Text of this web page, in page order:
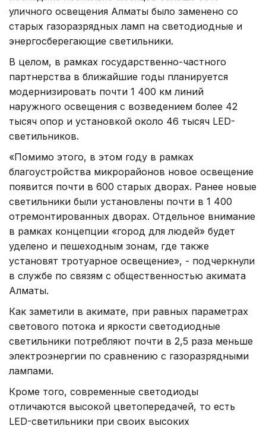
уличного освещения Алматы было заменено со
старых газоразрядных ламп на светодиодные и
энергосберегающие светильники.
В целом, в рамках государственно-частного
партнерства в ближайшие годы планируется
модернизировать почти 1 400 км линий
наружного освещения с возведением более 42
тысяч опор и установкой около 46 тысяч LED-
светильников.
«Помимо этого, в этом году в рамках
благоустройства микрорайонов новое освещение
появится почти в 600 старых дворах. Ранее новые
светильники были установлены почти в 1 400
отремонтированных дворах. Отдельное внимание
в рамках концепции «город для людей» будет
уделено и пешеходным зонам, где также
установят тротуарное освещение», - подчеркнули
в службе по связям с общественностью акимата
Алматы.
Как заметили в акимате, при равных параметрах
светового потока и яркости светодиодные
светильники потребляют почти в 2,5 раза меньше
электроэнергии по сравнению с газоразрядными
лампами.
Кроме того, современные светодиоды
отличаются высокой цветопередачей, то есть
LED-светильники при своих высоких